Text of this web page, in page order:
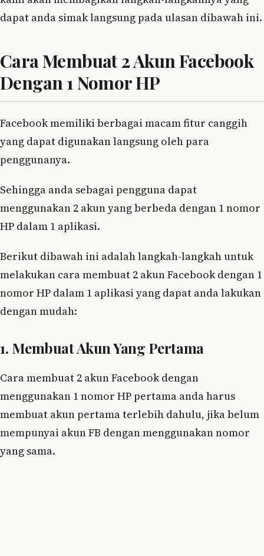
dapat anda simak langsung pada ulasan dibawah ini.
Cara Membuat 2 Akun Facebook
Dengan 1 Nomor HP
Facebook memiliki berbagai macam fitur canggih
yang dapat digunakan langsung oleh para
penggunanya.
Sehingga anda sebagai pengguna dapat
menggunakan 2 akun yang berbeda dengan 1 nomor
HP dalam 1 aplikasi.
Berikut dibawah ini adalah langkah-langkah untuk
melakukan cara membuat 2 akun Facebook dengan 1
nomor HP dalam 1 aplikasi yang dapat anda lakukan
dengan mudah:
1. Membuat Akun Yang Pertama
Cara membuat 2 akun Facebook dengan
menggunakan 1 nomor HP pertama anda harus
membuat akun pertama terlebih dahulu, jika belum
mempunyai akun FB dengan menggunakan nomor
yang sama.